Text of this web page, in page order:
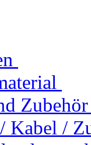
Zubehör
Kabel /